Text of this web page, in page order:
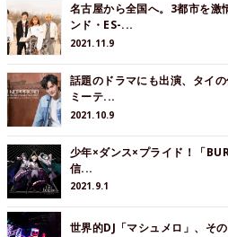
名古屋から全国へ。3都市を
ンド・ES-...
2021.11.9
話題のドラマにも出演、タ
ミーテ...
2021.10.9
少年×ダンス×プライド！「
信...
2021.9.1
世界的DJ「マシュメロ」、そ